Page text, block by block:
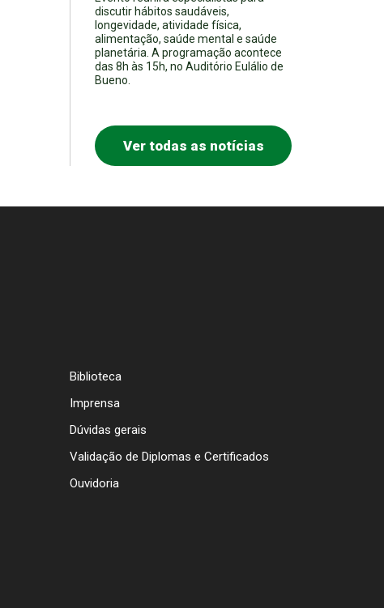
discutir hábitos saudáveis,
longevidade, atividade física,
alimentação, saúde mental e saúde
planetária. A programação acontece
das 8h às 15h, no Auditório Eulálio de
Bueno.
Ver todas as notícias
Biblioteca
Imprensa
Dúvidas gerais
Validação de Diplomas e Certificados
Ouvidoria